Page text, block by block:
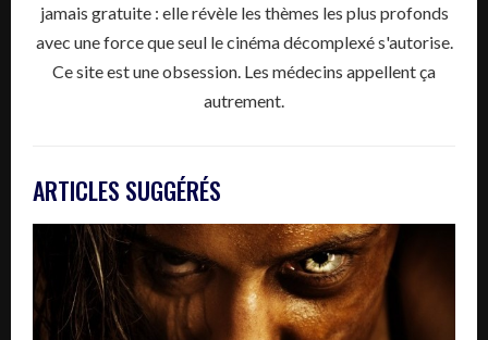
jamais gratuite : elle révèle les thèmes les plus profonds
avec une force que seul le cinéma décomplexé s'autorise.
Ce site est une obsession. Les médecins appellent ça
autrement.
ARTICLES SUGGÉRÉS